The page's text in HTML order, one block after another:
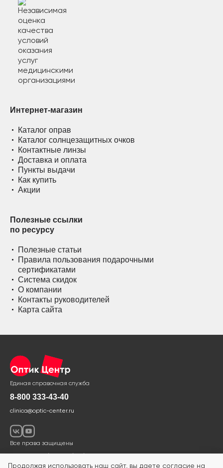
Интернет-магазин
Каталог оправ
Каталог солнцезащитных очков
Контактные линзы
Доставка и оплата
Пункты выдачи
Как купить
Акции
Полезные ссылки
по ресурсу
Полезные статьи
Правила пользования подарочными
сертификатами
Система скидок
О компании
Контакты руководителей
Карта сайта
Единая справочная служба
8-800 333-43-40
clinica@optic-center.ru
Все права защищены
Политика в области обработки и защиты персональных данных
Продолжая использовать наш сайт, вы даете согласие на